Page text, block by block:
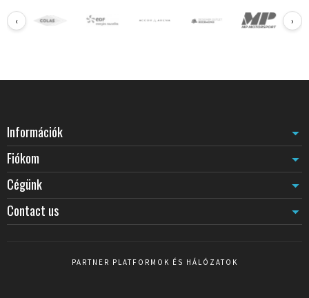
‹ ›
Információk
Fiókom
Cégünk
Contact us
PARTNER PLATFORMOK ÉS HÁLÓZATOK